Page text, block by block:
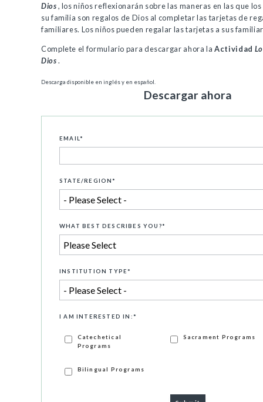
Dios, los niños reflexionarán sobre las maneras en las que
su familia son regalos de Dios al completar las tarjetas de
familiares. Los niños pueden regalar las tarjetas a sus
Complete el formulario para descargar ahora laActividad
Dios.
Descarga disponible en inglés y en español.
Descargar ahora
EMAIL *
STATE/REGION*
WHAT BEST DESCRIBES YOU?*
INSTITUTION TYPE*
I AM INTERESTED IN:*
Catechetical
Programs
Sacrament Programs
Bilingual Programs